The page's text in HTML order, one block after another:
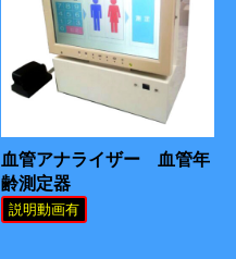
血管アナライザー 血管年
齢測定器
説明動画有